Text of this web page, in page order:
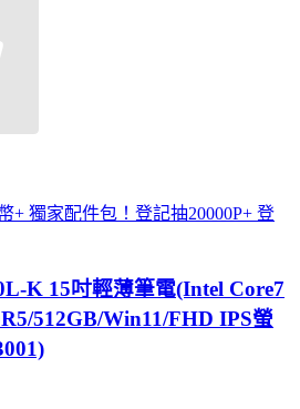
+ 獨家配件包！登記抽20000P+ 登
K 15吋輕薄筆電(Intel Core7
512GB/Win11/FHD IPS螢